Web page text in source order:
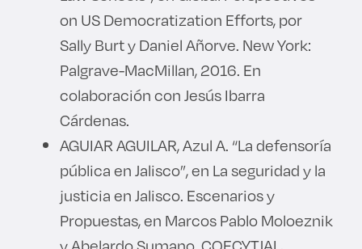
on US Democratization Efforts, por
Sally Burt y Daniel Añorve. New York:
Palgrave-MacMillan, 2016. En
colaboración con Jesús Ibarra
Cárdenas.
AGUIAR AGUILAR, Azul A. “La defensoría
pública en Jalisco”, en La seguridad y la
justicia en Jalisco. Escenarios y
Propuestas, en Marcos Pablo Moloeznik